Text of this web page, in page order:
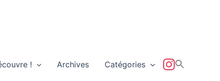
! Archives Catégories